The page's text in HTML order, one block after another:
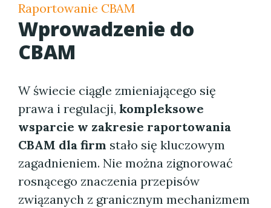
Raportowanie CBAM
Wprowadzenie do
CBAM
W świecie ciągle zmieniającego się
prawa i regulacji, kompleksowe
wsparcie w zakresie raportowania
CBAM dla firm stało się kluczowym
zagadnieniem. Nie można zignorować
rosnącego znaczenia przepisów
związanych z granicznym mechanizmem